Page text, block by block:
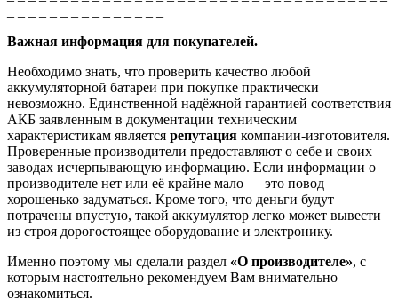
Важная информация для покупателей.
Необходимо знать, что проверить качество любой
аккумуляторной батареи при покупке практически
невозможно. Единственной надёжной гарантией соответствия
АКБ заявленным в документации техническим
характеристикам является репутация компании-изготовителя.
Проверенные производители предоставляют о себе и своих
заводах исчерпывающую информацию. Если информации о
производителе нет или её крайне мало — это повод
хорошенько задуматься. Кроме того, что деньги будут
потрачены впустую, такой аккумулятор легко может вывести
из строя дорогостоящее оборудование и электронику.
Именно поэтому мы сделали раздел «О производителе», с
которым настоятельно рекомендуем Вам внимательно
ознакомиться.